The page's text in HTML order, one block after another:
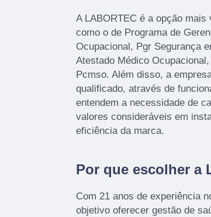
A LABORTEC é a opção
como o de Programa de
Ocupacional, Pgr Segurança
Atestado Médico
Pcmso. Além disso, a
qualificado, através de
entendem a necessidade de
valores consideráveis em
eficiência da marca.
Por que escolher a
Com 21 anos de experiência
objetivo oferecer gestão de